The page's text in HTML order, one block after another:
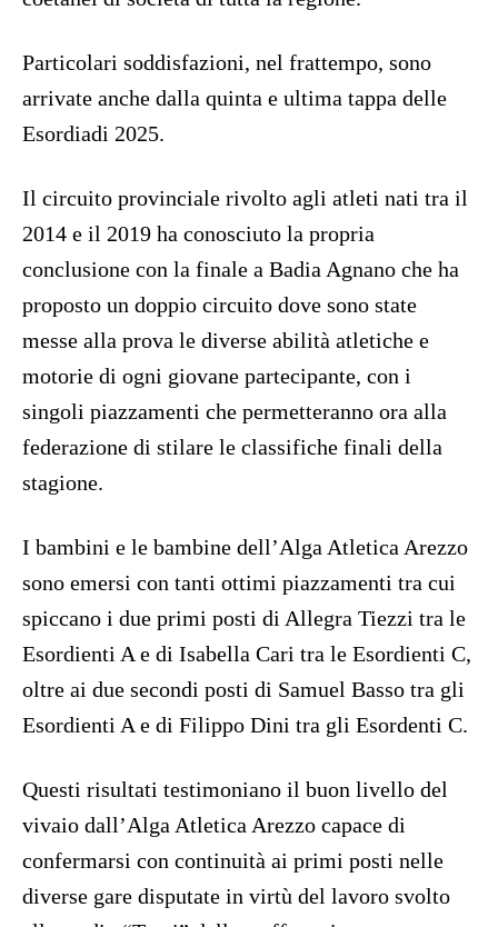
Particolari soddisfazioni, nel frattempo, sono
arrivate anche dalla quinta e ultima tappa delle
Esordiadi 2025.
Il circuito provinciale rivolto agli atleti nati tra il
2014 e il 2019 ha conosciuto la propria
conclusione con la finale a Badia Agnano che ha
proposto un doppio circuito dove sono state
messe alla prova le diverse abilità atletiche e
motorie di ogni giovane partecipante, con i
singoli piazzamenti che permetteranno ora alla
federazione di stilare le classifiche finali della
stagione.
I bambini e le bambine dell’Alga Atletica Arezzo
sono emersi con tanti ottimi piazzamenti tra cui
spiccano i due primi posti di Allegra Tiezzi tra le
Esordienti A e di Isabella Cari tra le Esordienti C,
oltre ai due secondi posti di Samuel Basso tra gli
Esordienti A e di Filippo Dini tra gli Esordenti C.
Questi risultati testimoniano il buon livello del
vivaio dall’Alga Atletica Arezzo capace di
confermarsi con continuità ai primi posti nelle
diverse gare disputate in virtù del lavoro svolto